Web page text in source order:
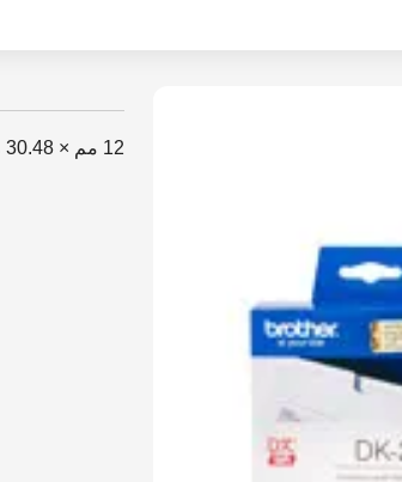
12 مم × 30.48 متر، متتابع الطول أبيض، أسود على أبيض، شريط ورقي قياس 12 مم